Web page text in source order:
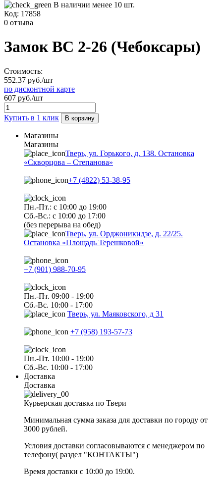
В наличии менее 10 шт.
Код: 17858
0 отзыва
Замок ВС 2-26 (Чебоксары)
Стоимость:
552.37 руб./шт
по дисконтной карте
607 руб./шт
Купить в 1 клик В корзину
Магазины
Магазины
Тверь, ул. Горького, д. 138. Остановка
«Скворцова – Степанова»
+7 (4822) 53-38-95
Пн.-Пт.: с 10:00 до 19:00
Сб.-Вс.: с 10:00 до 17:00
(без перерыва на обед)
Тверь, ул. Орджоникидзе, д. 22/25.
Остановка «Площадь Терешковой»
+7 (901) 988-70-95
Пн.-Пт. 09:00 - 19:00
Сб.-Вс. 10:00 - 17:00
Тверь, ул. Маяковского, д 31
+7 (958) 193-57-73
Пн.-Пт. 10:00 - 19:00
Сб.-Вс. 10:00 - 17:00
Доставка
Доставка
Курьерская доставка по Твери
Минимальная сумма заказа для доставки по городу от
3000 рублей.
Условия доставки согласовываются с менеджером по
телефону( раздел "КОНТАКТЫ")
Время доставки с 10:00 до 19:00.